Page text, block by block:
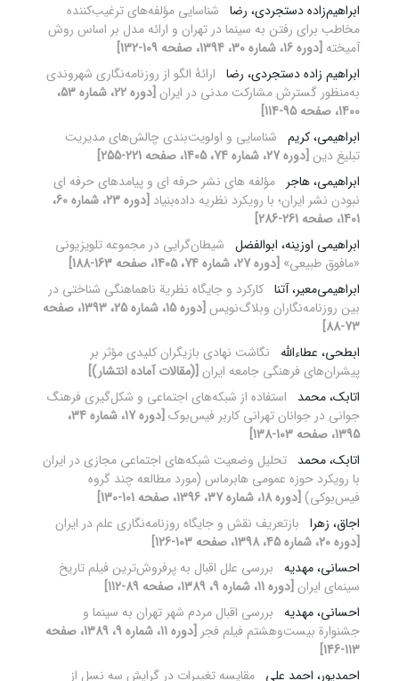
ابراهیم‌زاده دستجردی، رضا شناسایی مؤلفه‌های ترغیب‌کننده
مخاطب برای رفتن به سینما در تهران و ارائه مدل بر اساس روش
آمیخته [دوره 16، شماره 30، 1394، صفحه 109-132]
ابراهیم زاده دستجردی، رضا ارائۀ الگو از روزنامه‌نگاری شهروندی
به‌منظور گسترش مشارکت مدنی در ایران
[دوره 22، شماره 53،
1400، صفحه 95-114]
ابراهیمی، کریم شناسایی و اولویت‌بندی چالش‌های مدیریت
تبلیغ دین [دوره 27، شماره 74، 1405، صفحه 221-255]
ابراهیمی، هاجر مؤلفه های نشر حرفه ای و پیامدهای حرفه ای
نبودن نشر ایران؛ با رویکرد نظریه داده‌بنیاد
[دوره 23، شماره 60،
1401، صفحه 261-286]
ابراهیمی اوزینه، ابوالفضل شیطان‌گرایی در مجموعه تلویزیونی
«مافوق طبیعی» [دوره 27، شماره 74، 1405، صفحه 163-188]
ابراهیمی‌معیر، آتنا کارکرد و جایگاه نظریة ناهماهنگی شناختی در
بین روزنامه‌نگاران وبلاگ‌نویس
[دوره 15، شماره 25، 1393، صفحه
73-88]
ابطحی، عطاءالله
نگاشت نهادی بازیگران کلیدی مؤثر بر
پیشران‌های فرهنگی جامعه ایران [(مقالات آماده انتشار)]
اتابک، محمد
استفاده از شبکه‌های اجتماعی و شکل‌گیری فرهنگ
جوانی در جوانان تهرانی کاربر فیس‌بوک
[دوره 17، شماره 34،
1395، صفحه 103-138]
اتابک، محمد تحلیل وضعیت شبکه‌های اجتماعی مجازی در ایران
با رویکرد حوزه عمومی هابرماس (مورد مطالعه چند گروه
فیس‌بوکی) [دوره 18، شماره 37، 1396، صفحه 101-130]
اجاق، زهرا بازتعریف نقش و جایگاه روزنامه‌نگاری علم در ایران
[دوره 20، شماره 45، 1398، صفحه 103-126]
احسانی، مهدیه بررسی علل اقبال به پرفروش‌ترین فیلم تاریخ
سینمای ایران [دوره 11، شماره 9، 1389، صفحه 89-112]
احسانی، مهدیه بررسی اقبال مردم شهر تهران به سینما و
جشنوارة بیست‌وهشتم فیلم فجر
[دوره 11، شماره 9، 1389، صفحه
113-146]
احمدپور، احمد علی مقایسه تغییرات در گرایش سه نسل از